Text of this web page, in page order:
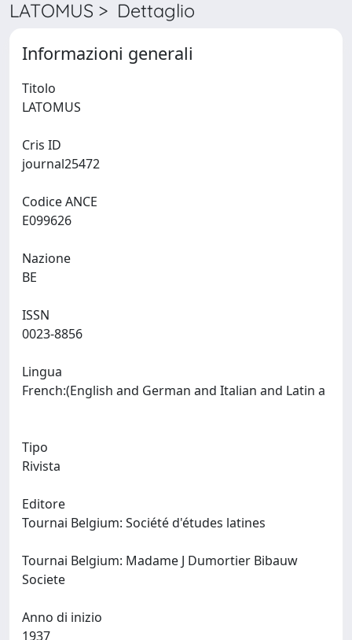
LATOMUS > Dettaglio
Informazioni generali
Titolo
Cris ID
Codice ANCE
Nazione
ISSN
Lingua
French:(English and German and Italian and Latin a
Tipo
Rivista
Editore
Tournai Belgium: Société d'études latines
Tournai Belgium: Madame J Dumortier Bibauw
Anno di inizio